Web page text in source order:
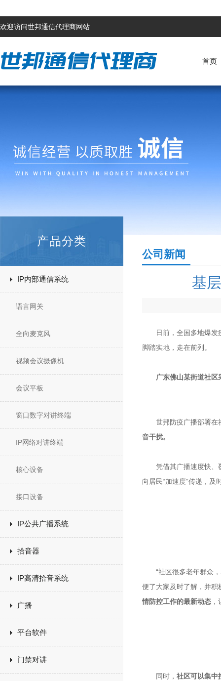
欢迎访问世邦通信代理商网站
首页
产品分类
IP内部通信系统
语言网关
全向麦克风
视频会议摄像机
会议平板
窗口数字对讲终端
IP网络对讲终端
核心设备
接口设备
IP公共广播系统
拾音器
IP高清拾音系统
广播
平台软件
门禁对讲
公司新闻
基
日前，全国多地爆发疫
脚踏实地，走在前列。
广东佛山某街道社区
世邦防疫广播部署在
音干扰。
凭借其广播速度快、覆
向居民“加速度”传递，
“社区很多老年群众，
便了大家及时了解，并积
情防控工作的最新动态
同时， 社区可以集中